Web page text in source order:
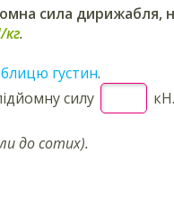
сила
.
густин.
силу
кН.
до сотих).